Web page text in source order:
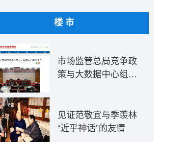
楼市
市场监管总局竞争政
策与大数据中心组建
见证范敬宜与季羡林
“近乎神话”的友情